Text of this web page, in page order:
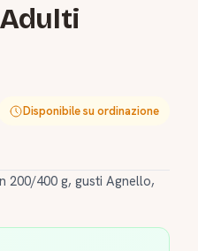
Disponibile su ordinazione
200/400 g, gusti Agnello,